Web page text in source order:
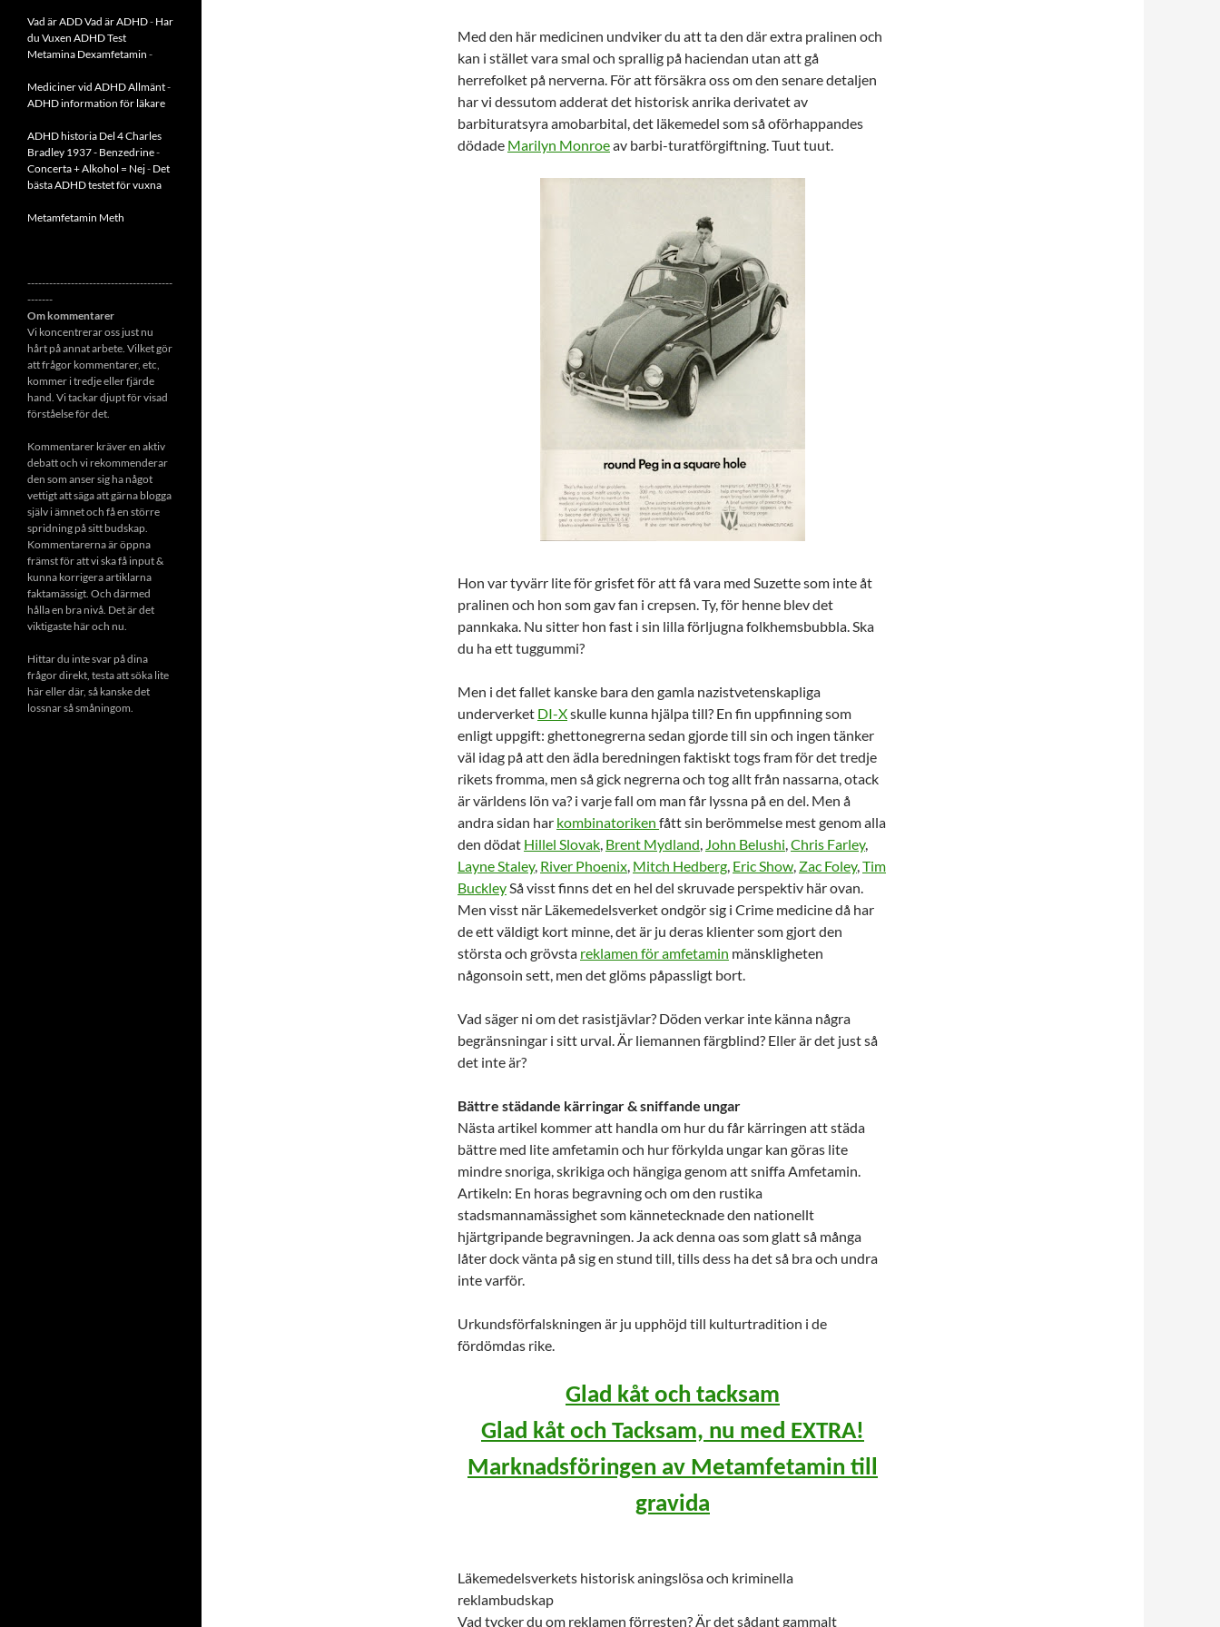
Med den här medicinen undviker du att ta den där extra pralinen och
kan i stället vara smal och sprallig på haciendan utan att gå
herrefolket på nerverna. För att försäkra oss om den senare detaljen
har vi dessutom adderat det historisk anrika derivatet av
barbituratsyra amobarbital, det läkemedel som så oförhappandes
dödade Marilyn Monroeav barbi-turatförgiftning. Tuut tuut.
Hon var tyvärr lite för grisfet för att få vara med Suzette som inte åt
pralinen och hon som gav fan i crepsen. Ty, för henne blev det
pannkaka. Nu sitter hon fast i sin lilla förljugna folkhemsbubbla. Ska
du ha ett tuggummi?
Men i det fallet kanske bara den gamla nazistvetenskapliga
underverket DI-Xskulle kunna hjälpa till? En fin uppfinning som
enligt uppgift: ghettonegrerna sedan gjorde till sin och ingen tänker
väl idag på att den ädla beredningen faktiskt togs fram för det tredje
rikets fromma, men så gick negrerna och tog allt från nassarna, otack
är världens lön va? i varje fall om man får lyssna på en del. Men å
andra sidan har kombinatoriken fått sin berömmelse mest genom alla
den dödat Hillel Slovak, Brent Mydland, John Belushi,Chris Farley,
Layne Staley, River Phoenix, Mitch Hedberg, Eric Show, Zac Foley,Tim
BuckleySå visst finns det en hel del skruvade perspektiv här ovan.
Men visst när Läkemedelsverket ondgör sig i Crime medicine då har
de ett väldigt kort minne, det är ju deras klienter som gjort den
största och grövsta reklamen för amfetamin mänskligheten
någonsoin sett, men det glöms påpassligt bort.
Vad säger ni om det rasistjävlar? Döden verkar inte känna några
begränsningar i sitt urval. Är liemannen färgblind? Eller är det just så
det inte är?
Bättre städande kärringar & sniffande ungar
Nästa artikel kommer att handla om hur du får kärringen att städa
bättre med lite amfetamin och hur förkylda ungar kan göras lite
mindre snoriga, skrikiga och hängiga genom att sniffa Amfetamin.
Artikeln: En horas begravning och om den rustika
stadsmannamässighet som kännetecknade den nationellt
hjärtgripande begravningen. Ja ack denna oas som glatt så många
låter dock vänta på sig en stund till, tills dess ha det så bra och undra
inte varför.
Urkundsförfalskningen är ju upphöjd till kulturtradition i de
fördömdas rike.
Glad kåt och tacksam
Glad kåt och Tacksam, nu med EXTRA!
Marknadsföringen av Metamfetamin till
gravida
Läkemedelsverkets historisk aningslösa och kriminella
reklambudskap
Vad tycker du om reklamen förresten? Är det sådant gammalt
Vad är ADDVad är ADHD- Har
du Vuxen ADHD Test
Metamina Dexamfetamin -
Mediciner vid ADHD Allmänt-
ADHD information för läkare
ADHD historia Del 4 Charles
Bradley 1937 - Benzedrine-
Concerta + Alkohol = Nej- Det
bästa ADHD testet för vuxna
Metamfetamin Meth
----------------------------------------
-------
Om kommentarer
Vi koncentrerar oss just nu
hårt på annat arbete. Vilket gör
att frågor kommentarer, etc,
kommer i tredje eller fjärde
hand. Vi tackar djupt för visad
förståelse för det.
Kommentarer kräver en aktiv
debatt och vi rekommenderar
den som anser sig ha något
vettigt att säga att gärna blogga
själv i ämnet och få en större
spridning på sitt budskap.
Kommentarerna är öppna
främst för att vi ska få input &
kunna korrigera artiklarna
faktamässigt. Och därmed
hålla en bra nivå. Det är det
viktigaste här och nu.
Hittar du inte svar på dina
frågor direkt, testa att söka lite
här eller där, så kanske det
lossnar så småningom.